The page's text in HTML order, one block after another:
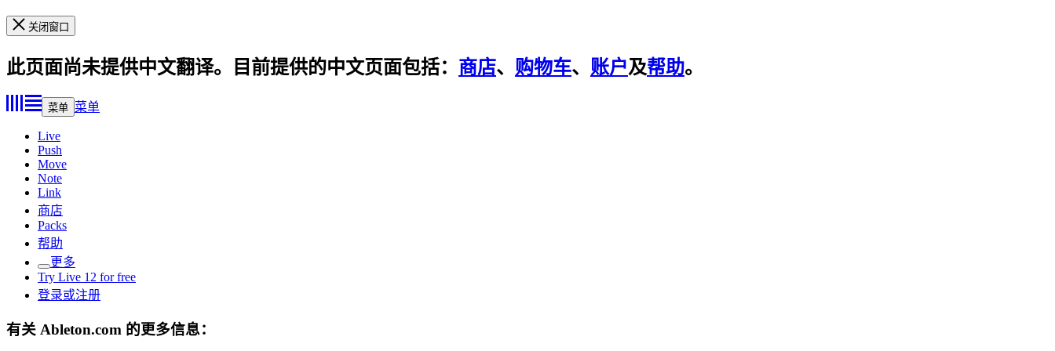
关闭窗口
此页面尚未提供中文翻译。目前提供的中文页面包括： 商店、 购物车、 账户及帮助。
菜单 菜单
Live
Push
Move
Note
Link
商店
Packs
帮助
更多
Try Live 12 for free
登录或注册
有关 Ableton.com 的更多信息：